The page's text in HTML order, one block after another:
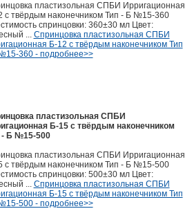
пластизольная СПБИ Ирригационная
с твёрдым наконечником Тип - Б №15-360
спринцовки: 360±30 мл Цвет:
... Спринцовка пластизольная СПБИ
Б-12 с твёрдым наконечником Тип
360 - подробнее>>
пластизольная СПБИ
Б-15 с твёрдым наконечником
- Б №15-500
пластизольная СПБИ Ирригационная
с твёрдым наконечником Тип - Б №15-500
спринцовки: 500±30 мл Цвет:
... Спринцовка пластизольная СПБИ
Б-15 с твёрдым наконечником Тип
500 - подробнее>>